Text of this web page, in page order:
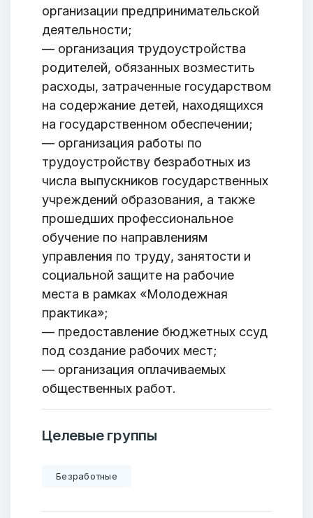
организации предпринимательской
деятельности;
— организация трудоустройства
родителей, обязанных возместить
расходы, затраченные государством
на содержание детей, находящихся
на государственном обеспечении;
— организация работы по
трудоустройству безработных из
числа выпускников государственных
учреждений образования, а также
прошедших профессиональное
обучение по направлениям
управления по труду, занятости и
социальной защите на рабочие
места в рамках «Молодежная
практика»;
— предоставление бюджетных ссуд
под создание рабочих мест;
— организация оплачиваемых
общественных работ.
Целевые группы
Безработные